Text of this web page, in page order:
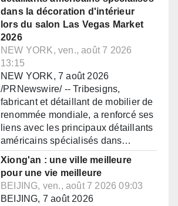
dans la décoration d'intérieur
lors du salon Las Vegas Market
2026
NEW YORK, ven., août 7 2026
13:15
NEW YORK, 7 août 2026
/PRNewswire/ -- Tribesigns,
fabricant et détaillant de mobilier de
renommée mondiale, a renforcé ses
liens avec les principaux détaillants
américains spécialisés dans…
Xiong'an : une ville meilleure
pour une vie meilleure
BEIJING, ven., août 7 2026 09:03
BEIJING, 7 août 2026